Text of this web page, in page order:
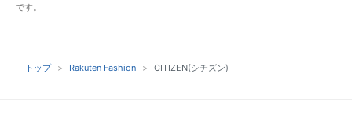
です。
トップ Rakuten Fashion CITIZEN(シチズン)